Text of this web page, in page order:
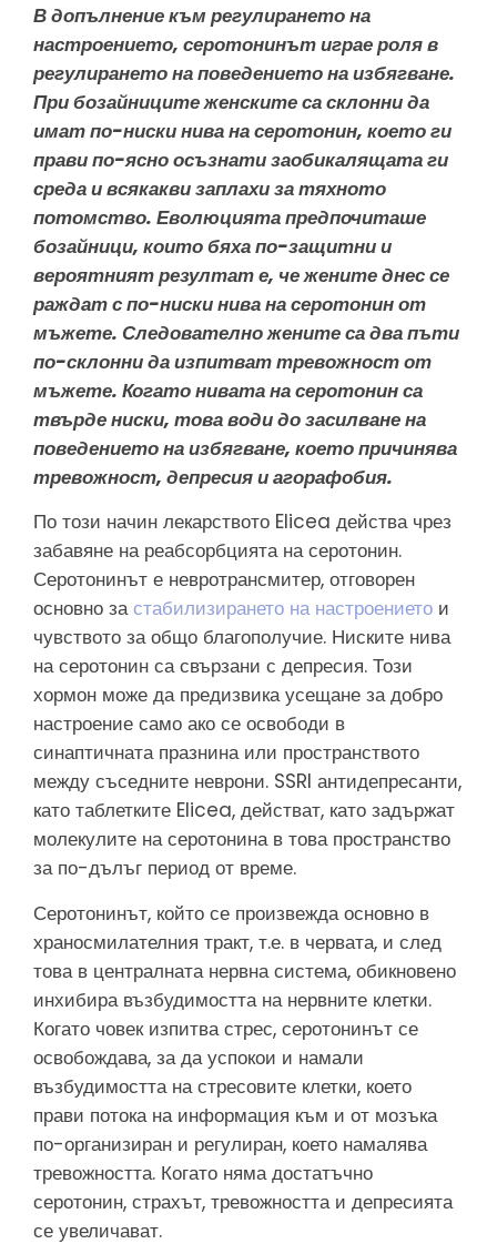
В допълнение към регулирането на
настроението, серотонинът играе роля в
регулирането на поведението на избягване.
При бозайниците женските са склонни да
имат по-ниски нива на серотонин, което ги
прави по-ясно осъзнати заобикалящата ги
среда и всякакви заплахи за тяхното
потомство. Еволюцията предпочиташе
бозайници, които бяха по-защитни и
вероятният резултат е, че жените днес се
раждат с по-ниски нива на серотонин от
мъжете. Следователно жените са два пъти
по-склонни да изпитват тревожност от
мъжете. Когато нивата на серотонин са
твърде ниски, това води до засилване на
поведението на избягване, което причинява
тревожност, депресия и агорафобия.
По този начин лекарството Elicea действа чрез
забавяне на реабсорбцията на серотонин.
Серотонинът е невротрансмитер, отговорен
основно застабилизирането на настроението и
чувството за общо благополучие. Ниските нива
на серотонин са свързани с депресия. Този
хормон може да предизвика усещане за добро
настроение само ако се освободи в
синаптичната празнина или пространството
между съседните неврони. SSRI антидепресанти,
като таблетките Elicea, действат, като задържат
молекулите на серотонина в това пространство
за по-дълъг период от време.
Серотонинът, който се произвежда основно в
храносмилателния тракт, т.е. в червата, и след
това в централната нервна система, обикновено
инхибира възбудимостта на нервните клетки.
Когато човек изпитва стрес, серотонинът се
освобождава, за да успокои и намали
възбудимостта на стресовите клетки, което
прави потока на информация към и от мозъка
по-организиран и регулиран, което намалява
тревожността. Когато няма достатъчно
серотонин, страхът, тревожността и депресията
се увеличават.